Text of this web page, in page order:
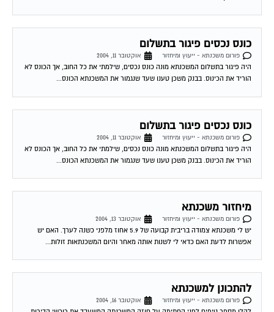
כונס נכסים פיגור בתשלום
פורום משכנתא - ייעוץ ומיחזור
אוקטובר 11, 2004
היה פיגור בתשלום המשכנתא מונה כונס נכסים, שילמתי את כל החוב, אך הכונס לא
הוריד את הכינוס. בבנק משכן טענו שעד שנגמור את המשכנתא הכונס...
כונס נכסים פיגור בתשלום
פורום משכנתא - ייעוץ ומיחזור
אוקטובר 11, 2004
היה פיגור בתשלום המשכנתא מונה כונס נכסים, שילמתי את כל החוב, אך הכונס לא
הוריד את הכינוס. בבנק משכן טענו שעד שנגמור את המשכנתא הכונס...
מיחזור משכנתא
פורום משכנתא - ייעוץ ומיחזור
אוקטובר 13, 2004
יש לי משכנתא צמודה בריבית קבועה של 5.9 אחוז מלפני כשנה לערך. האם יש
אפשרות לדעת האם כדאי לי לשנות אותה מאחר והיום המשכנתאות זולות...
להתכונן למשכנתא
פורום משכנתא - ייעוץ ומיחזור
אוקטובר 16, 2004